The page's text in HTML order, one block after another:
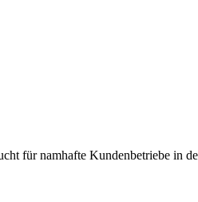
für namhafte Kundenbetriebe in